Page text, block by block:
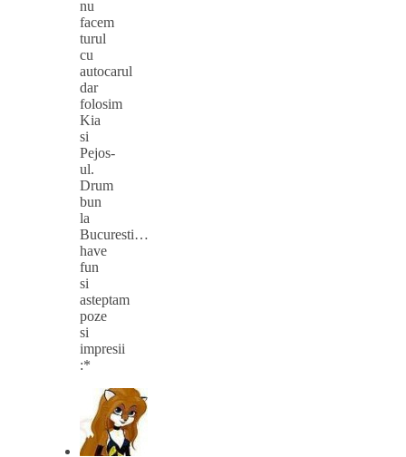
nu
facem
turul
cu
autocarul
dar
folosim
Kia
si
Pejos-
ul.
Drum
bun
la
Bucuresti…
have
fun
si
asteptam
poze
si
impresii
:*